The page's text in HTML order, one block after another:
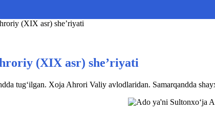
(XIX asr) she’riyati
(XIX asr) she’riyati
tug‘ilgan. Xoja Ahrori Valiy avlodlaridan. Samarqandda